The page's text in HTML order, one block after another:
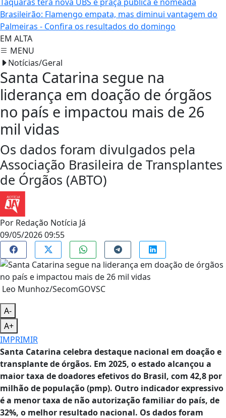
Brasileirão: Flamengo empata, mas diminui vantagem do
Palmeiras - Confira os resultados do domingo
EM ALTA
MENU
Notícias/Geral
Santa Catarina segue na
liderança em doação de órgãos
no país e impactou mais de 26
mil vidas
Os dados foram divulgados pela
Associação Brasileira de Transplantes
de Órgãos (ABTO)
Por Redação Notícia Já
09/05/2026 09:55
Leo Munhoz/SecomGOVSC
A-
A+
IMPRIMIR
Santa Catarina celebra destaque nacional em doação e
transplante de órgãos. Em 2025, o estado alcançou a
maior taxa de doadores efetivos do Brasil, com 42,8 por
milhão de população (pmp). Outro indicador expressivo
é a menor taxa de não autorização familiar do país, de
32%, o melhor resultado nacional. Os dados foram